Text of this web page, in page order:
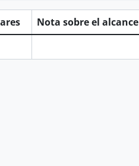
Nota sobre el alcance